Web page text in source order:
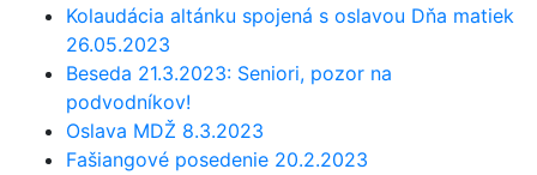
Kolaudácia altánku spojená s oslavou Dňa matiek
26.05.2023
Beseda 21.3.2023: Seniori, pozor na
podvodníkov!
Oslava MDŽ 8.3.2023
Fašiangové posedenie 20.2.2023